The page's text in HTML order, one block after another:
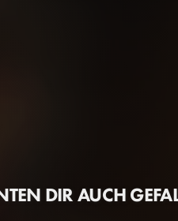
DIR AUCH